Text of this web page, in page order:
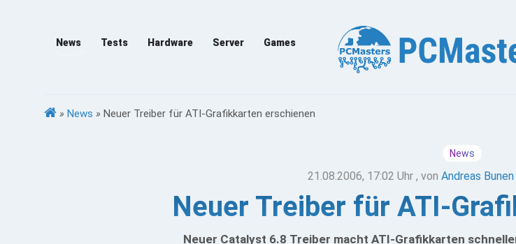
News Tests Hardware Server Games
» News » Neuer Treiber für ATI-Grafikkarten erschienen
News
21.08.2006, 17:02 Uhr , vonAndreas Bunen
Neuer Treiber für ATI-
Neuer Catalyst 6.8 Treiber macht ATI-Grafikkarten